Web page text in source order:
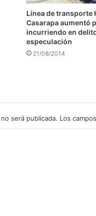
Línea de transporte
Casarapa aumentó
incurriendo en
especulación
21/08/2014
será publicada. Los